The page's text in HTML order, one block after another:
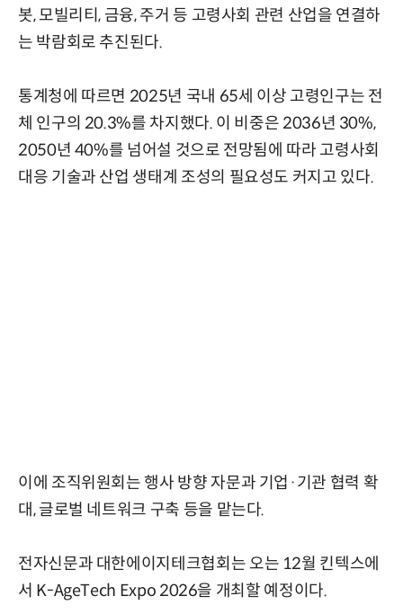
봇, 모빌리티, 금융, 주거 등 고령사회 관련 산업을 연결하
는 박람회로 추진된다.
통계청에 따르면 2025년 국내 65세 이상 고령인구는 전
체 인구의 20.3%를 차지했다. 이 비중은 2036년 30%,
2050년 40%를 넘어설 것으로 전망됨에 따라 고령사회
대응 기술과 산업 생태계 조성의 필요성도 커지고 있다.
이에 조직위원회는 행사 방향 자문과 기업·기관 협력 확
대, 글로벌 네트워크 구축 등을 맡는다.
전자신문과 대한에이지테크협회는 오는 12월 킨텍스에
서 K-AgeTech Expo 2026을 개최할 예정이다.